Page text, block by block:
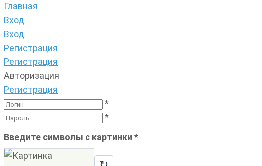
Главная
Вход
Вход
Регистрация
Регистрация
Авторизация
Регистрация
*
*
Введите символы с картинки *